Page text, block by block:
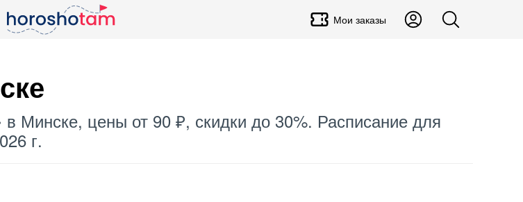
Мои заказы
в Минске, цены от 90 ₽, скидки до 30%. Расписание для
г.